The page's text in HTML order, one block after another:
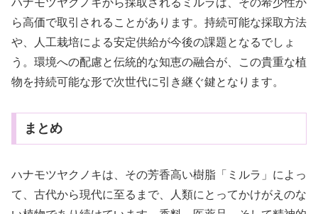
ら高価で取引されることがあります。持続可能な採取方法
や、人工栽培による安定供給が今後の課題となるでしょ
う。環境への配慮と伝統的な知恵の融合が、この貴重な植
物を持続可能な形で次世代に引き継ぐ鍵となります。
まとめ
ハナモツヤクノキは、その芳香高い樹脂「ミルラ」によっ
て、古代から現代に至るまで、人類にとってかけがえのな